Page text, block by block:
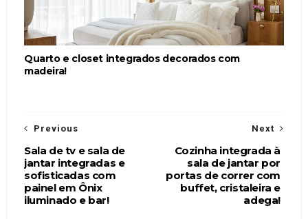
Quarto e closet integrados decorados com
madeira!
Next
Cozinha integrada à
sala de jantar por
portas de correr com
buffet, cristaleira e
adega!
Previous
Sala de tv e sala de
jantar integradas e
sofisticadas com
painel em Ônix
iluminado e bar!